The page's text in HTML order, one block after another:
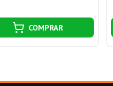
COMPRAR